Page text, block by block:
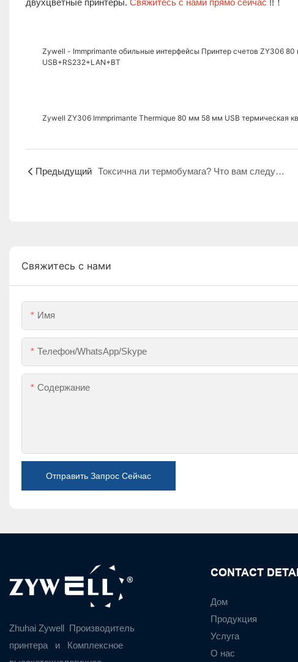
Zywell - Immprimante обильные интерфейсы Принтер счетов ZY306
USB+RS232+LAN+BT
Zywell ZY306 Immprimante Thermique 80 мм 58 мм USB термическая
Предыдущий Токсична ли термобумага? Что вам следует знать
Свяжитесь с нами
Имя
Телефон/WhatsApp/Skype
Содержание
Отправить Запрос Сейчас
Zhuhai Zywell Производитель
принтера
и
Комплексное
CONTACT
Дом
Продукция
Услуга
О нас